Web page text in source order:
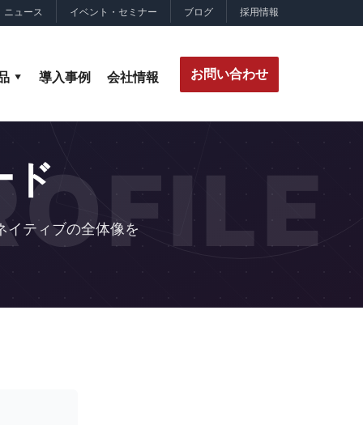
ニュース イベント・セミナー ブログ 採用情報
導入事例 会社情報 お問い合わせ
ド
ティブの全体像を